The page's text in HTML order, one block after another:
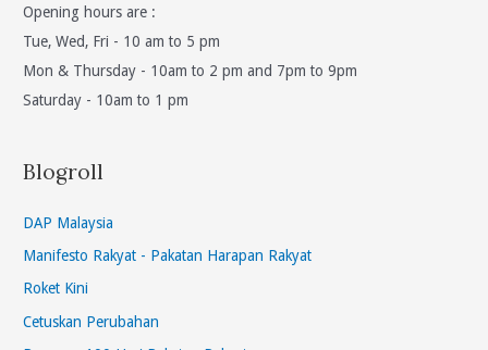
Opening hours are :
Tue, Wed, Fri - 10 am to 5 pm
Mon & Thursday - 10am to 2 pm and 7pm to 9pm
Saturday - 10am to 1 pm
Blogroll
DAP Malaysia
Manifesto Rakyat - Pakatan Harapan Rakyat
Roket Kini
Cetuskan Perubahan